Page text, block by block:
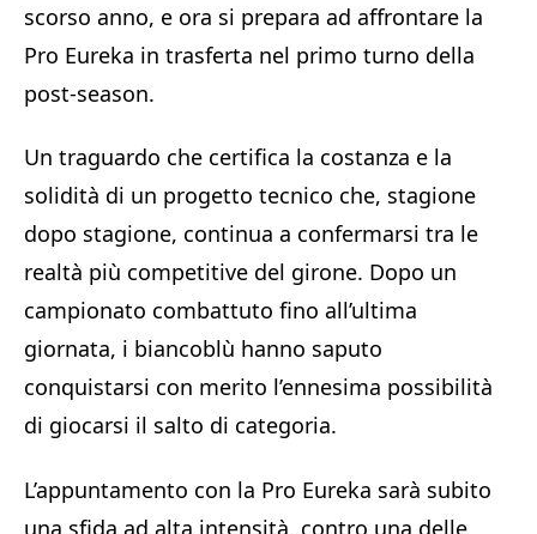
scorso anno, e ora si prepara ad affrontare la
Pro Eureka in trasferta nel primo turno della
post-season.
Un traguardo che certifica la costanza e la
solidità di un progetto tecnico che, stagione
dopo stagione, continua a confermarsi tra le
realtà più competitive del girone. Dopo un
campionato combattuto fino all’ultima
giornata, i biancoblù hanno saputo
conquistarsi con merito l’ennesima possibilità
di giocarsi il salto di categoria.
L’appuntamento con la Pro Eureka sarà subito
una sfida ad alta intensità, contro una delle